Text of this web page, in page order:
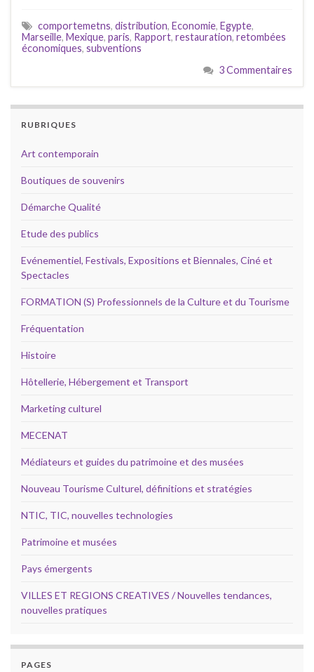
comportemetns, distribution, Economie, Egypte,
Marseille, Mexique, paris, Rapport, restauration, retombées
économiques, subventions
3 Commentaires
RUBRIQUES
Art contemporain
Boutiques de souvenirs
Démarche Qualité
Etude des publics
Evénementiel, Festivals, Expositions et Biennales, Ciné et
Spectacles
FORMATION (S) Professionnels de la Culture et du Tourisme
Fréquentation
Histoire
Hôtellerie, Hébergement et Transport
Marketing culturel
MECENAT
Médiateurs et guides du patrimoine et des musées
Nouveau Tourisme Culturel, définitions et stratégies
NTIC, TIC, nouvelles technologies
Patrimoine et musées
Pays émergents
VILLES ET REGIONS CREATIVES / Nouvelles tendances,
nouvelles pratiques
PAGES